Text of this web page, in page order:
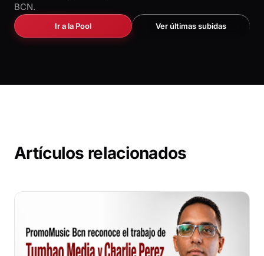
BCN.
Ir a la Pool Ver últimas subidas
Artículos relacionados